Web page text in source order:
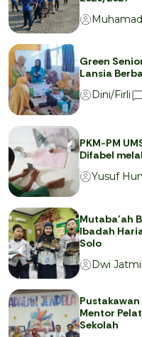
Green
Lansia
Dini/Firli
PKM-PM
Difabel
Yusuf
Mutaba’ah
Ibadah
Solo
Dwi
Mentor
Sekolah